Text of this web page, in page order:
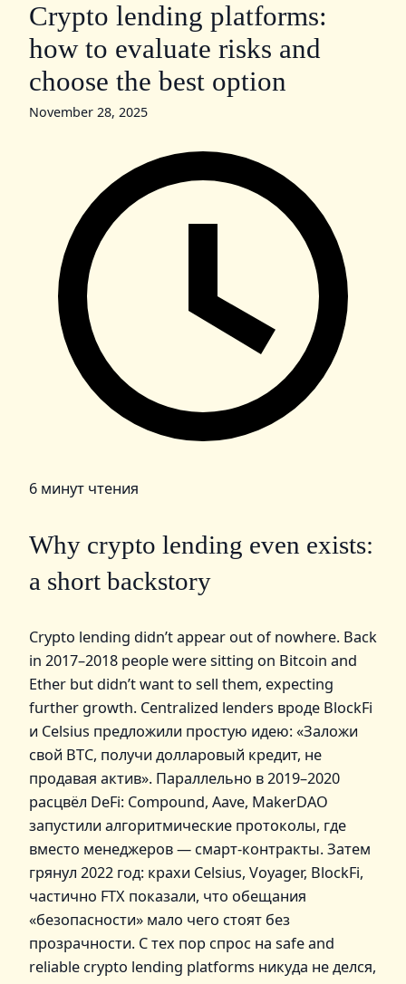
Crypto lending platforms:
how to evaluate risks and
choose the best option
November 28, 2025
6 минут чтения
Why crypto lending even exists:
a short backstory
Crypto lending didn’t appear out of nowhere. Вack
in 2017–2018 people were sitting on Bitcoin and
Ether but didn’t want to sell them, expecting
further growth. Centralized lenders вроде BlockFi
и Celsius предложили простую идею: «Заложи
свой BTC, получи долларовый кредит, не
продавая актив». Параллельно в 2019–2020
расцвёл DeFi: Compound, Aave, MakerDAO
запустили алгоритмические протоколы, где
вместо менеджеров — смарт‑контракты. Затем
грянул 2022 год: крахи Celsius, Voyager, BlockFi,
частично FTX показали, что обещания
«безопасности» мало чего стоят без
прозрачности. С тех пор спрос на safe and
reliable crypto lending platforms никуда не делся,